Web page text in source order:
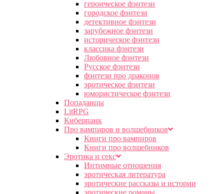
героическое фэнтези
городское фэнтези
детективное фэнтези
зарубежное фэнтези
историческое фэнтези
классика фэнтези
Любовное фэнтези
Русское фэнтези
фэнтези про драконов
эротическое фэнтези
юмористическое фэнтези
Попаданцы
LitRPG
Киберпанк
Про вампиров и волшебников
Книги про вампиров
Книги про волшебников
Эротика и секс
Интимные отношения
эротическая литература
эротические рассказы и истории
эротические романы